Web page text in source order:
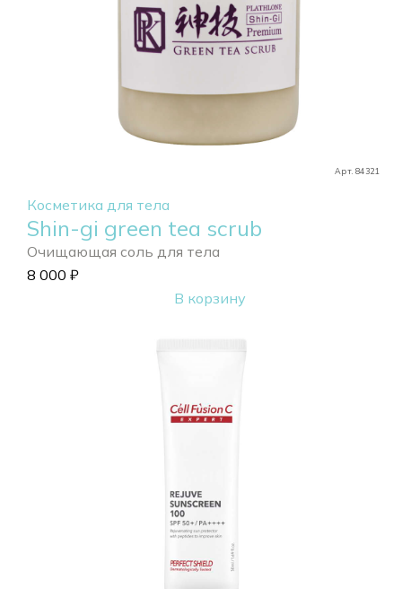
Арт. 84321
Косметика для тела
Shin-gi green tea scrub
Очищающая соль для тела
8 000 ₽
В корзину